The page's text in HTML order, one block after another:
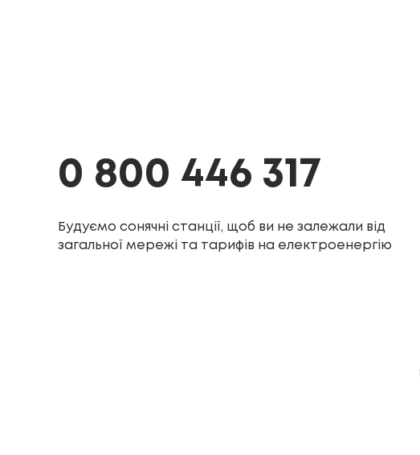
0 800 446 317
Будуємо сонячні станції, щоб ви не залежали від
загальної мережі та тарифів на електроенергію